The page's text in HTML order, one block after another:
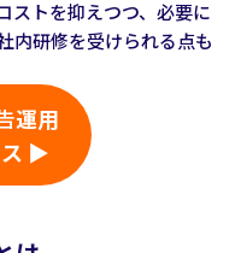
ストを抑えつつ、必要に
内研修を受けられる点も
運用
ス ▶